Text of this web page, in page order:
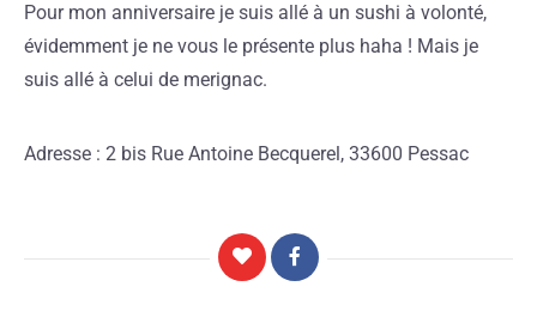
Pour mon anniversaire je suis allé à un sushi à volonté,
évidemment je ne vous le présente plus haha ! Mais je
suis allé à celui de merignac.
Adresse : 2 bis Rue Antoine Becquerel, 33600 Pessac